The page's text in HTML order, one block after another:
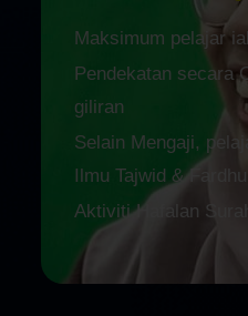
Maksimum pelajar
Pendekatan secara
giliran
Selain Mengaji,
Ilmu Tajwid &
Aktiviti Hafalan